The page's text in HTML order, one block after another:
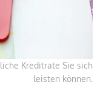
Kreditrate Sie sich
leisten können.